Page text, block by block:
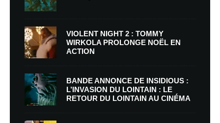
VIOLENT NIGHT 2 : TOMMY
WIRKOLA PROLONGE NOËL EN
ACTION
BANDE ANNONCE DE INSIDIOUS :
L’INVASION DU LOINTAIN : LE
RETOUR DU LOINTAIN AU CINÉMA